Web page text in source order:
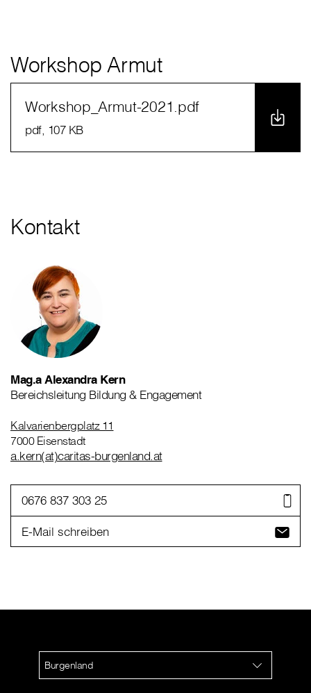
Workshop Armut
Workshop_Armut-2021.pdf
pdf, 107 KB
Kontakt
Mag.a Alexandra Kern
Bereichsleitung Bildung & Engagement
Kalvarienbergplatz 11
7000 Eisenstadt
a.kern(at)caritas-burgenland.at
0676 837 303 25
E-Mail schreiben
Burgenland